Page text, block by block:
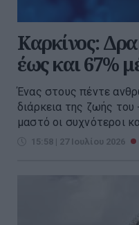
Καρκίνος:
έως και 67%
Ένας στους πέντε
διάρκεια της ζωής
μαστό οι συχνότεροι
15:58 | 27 Ιουλίου 2026